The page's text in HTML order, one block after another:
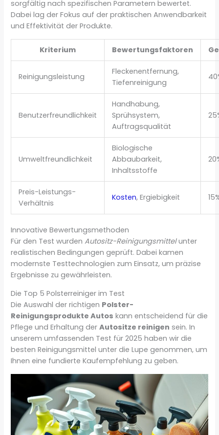
sorgfältig nach spezifischen Parametern bewertet.
Dabei lag der Fokus auf der praktischen Anwendbarkeit
und Effektivität der Produkte.
Kriterium Bewertungsfaktoren
Reinigungsleistung
Fleckenentfernung,
Tiefenreinigung
Benutzerfreundlichkeit
Handhabung,
Sprühsystem,
Auftragsqualität
Umweltfreundlichkeit
Biologische
Abbaubarkeit,
Inhaltsstoffe
Preis-Leistungs-
Verhältnis
Kosten, Ergiebigkeit
Innovative Bewertungsmethoden
Für den Test wurdenAutositz-Reinigungsmittelunter
realistischen Bedingungen geprüft. Dabei kamen
modernste Testtechnologien zum Einsatz, um präzise
Ergebnisse zu gewährleisten.
Die Top 5 Polsterreiniger im Test
Die Auswahl der richtigen Polster-
Reinigungsprodukte Autos kann entscheidend für die
Pflege und Erhaltung derAutositze reinigen sein. In
unserem umfassenden Test für 2025 haben wir die
besten Reinigungsmittel unter die Lupe genommen, um
Ihnen eine fundierte Kaufempfehlung zu geben.